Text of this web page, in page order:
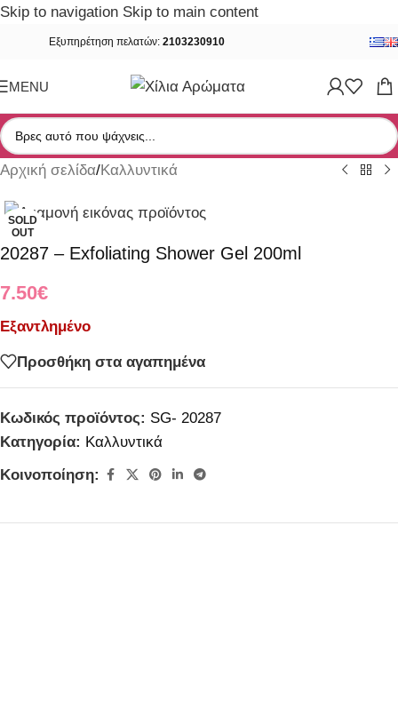
Skip to navigation Skip to main content
Εξυπηρέτηση πελατών: 2103230910
MENU
Αρχική σελίδα/Καλλυντικά
SOLD
OUT
20287 – Exfoliating Shower Gel 200ml
7.50€
Εξαντλημένο
Προσθήκη στα αγαπημένα
Κωδικός προϊόντος: SG- 20287
Κατηγορία: Καλλυντικά
Κοινοποίηση: